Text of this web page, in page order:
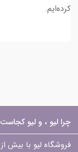
کرده‌ایم.
چرا لیو ، و لیو کجاست